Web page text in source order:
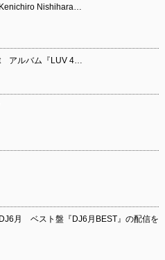
Kenichiro Nishihara…
アルバム『LUV 4…
DJ6月 ベスト盤『DJ6月BEST』の配信を